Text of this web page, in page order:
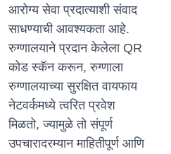
आरोग्य सेवा प्रदात्याशी संवाद
साधण्याची आवश्यकता आहे.
रुग्णालयाने प्रदान केलेला QR
कोड स्कॅन करून, रुग्णाला
रुग्णालयाच्या सुरक्षित वायफाय
नेटवर्कमध्ये त्वरित प्रवेश
मिळतो, ज्यामुळे तो संपूर्ण
उपचारादरम्यान माहितीपूर्ण आणि